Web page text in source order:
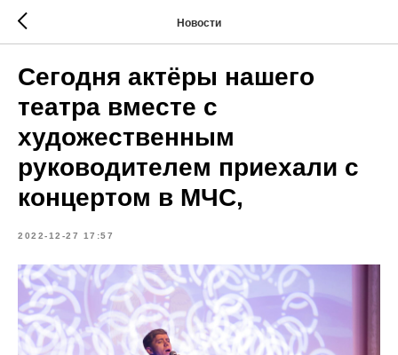
Новости
Сегодня актёры нашего
театра вместе с
художественным
руководителем приехали с
концертом в МЧС,
2022-12-27 17:57